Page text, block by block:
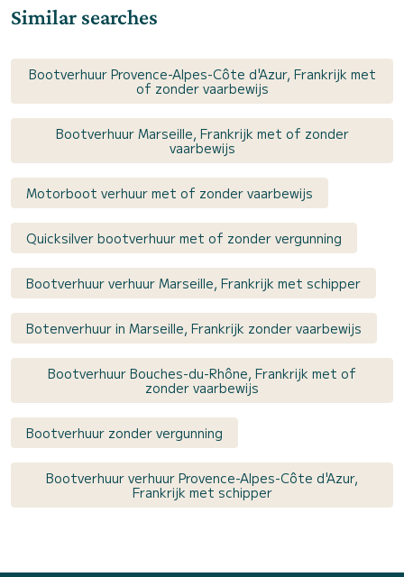
Similar searches
Bootverhuur Provence-Alpes-Côte d'Azur, Frankrijk met
of zonder vaarbewijs
Bootverhuur Marseille, Frankrijk met of zonder
vaarbewijs
Motorboot verhuur met of zonder vaarbewijs
Quicksilver bootverhuur met of zonder vergunning
Bootverhuur verhuur Marseille, Frankrijk met schipper
Botenverhuur in Marseille, Frankrijk zonder vaarbewijs
Bootverhuur Bouches-du-Rhône, Frankrijk met of
zonder vaarbewijs
Bootverhuur zonder vergunning
Bootverhuur verhuur Provence-Alpes-Côte d'Azur,
Frankrijk met schipper